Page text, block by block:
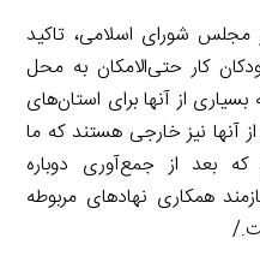
مجلس شورای اسلامی، تاکید
کار حتی‌الامکان به محل
از آنها برای استان‌های
آنها نیز خارجی هستند که ما
بعد از جمع‌آوری دوباره
همکاری نهادهای مربوطه